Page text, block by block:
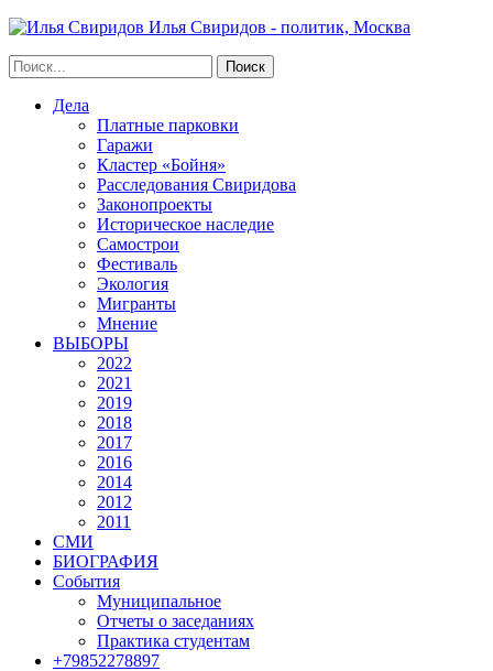
Илья Свиридов - политик, Москва
Дела
Платные парковки
Гаражи
Кластер «Бойня»
Расследования Свиридова
Законопроекты
Историческое наследие
Самострои
Фестиваль
Экология
Мигранты
Мнение
ВЫБОРЫ
2022
2021
2019
2018
2017
2016
2014
2012
2011
СМИ
БИОГРАФИЯ
События
Муниципальное
Отчеты о заседаниях
Практика студентам
+79852278897